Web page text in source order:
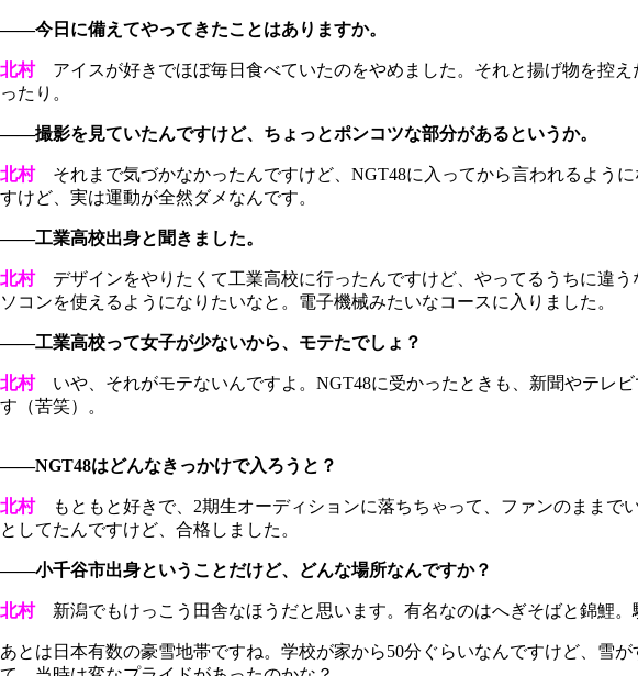
――今日に備えてやってきたことはありますか。
北村アイスが好きでほぼ毎日食べていたのをやめました。それと揚げ物を控
ったり。
――撮影を見ていたんですけど、ちょっとポンコツな部分があるというか。
北村それまで気づかなかったんですけど、NGT48に入ってから言われるよう
すけど、実は運動が全然ダメなんです。
――工業高校出身と聞きました。
北村デザインをやりたくて工業高校に行ったんですけど、やってるうちに違
ソコンを使えるようになりたいなと。電子機械みたいなコースに入りました。
――工業高校って女子が少ないから、モテたでしょ？
北村いや、それがモテないんですよ。NGT48に受かったときも、新聞やテレ
す（苦笑）。
――NGT48はどんなきっかけで入ろうと？
北村もともと好きで、2期生オーディションに落ちちゃって、ファンのままで
としてたんですけど、合格しました。
――小千谷市出身ということだけど、どんな場所なんですか？
北村新潟でもけっこう田舎なほうだと思います。有名なのはへぎそばと錦鯉。
あとは日本有数の豪雪地帯ですね。学校が家から50分ぐらいなんですけど、雪